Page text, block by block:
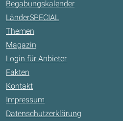
Begabungskalender
LänderSPECIAL
Themen
Magazin
Login für Anbieter
Fakten
Kontakt
Impressum
Datenschutzerklärung